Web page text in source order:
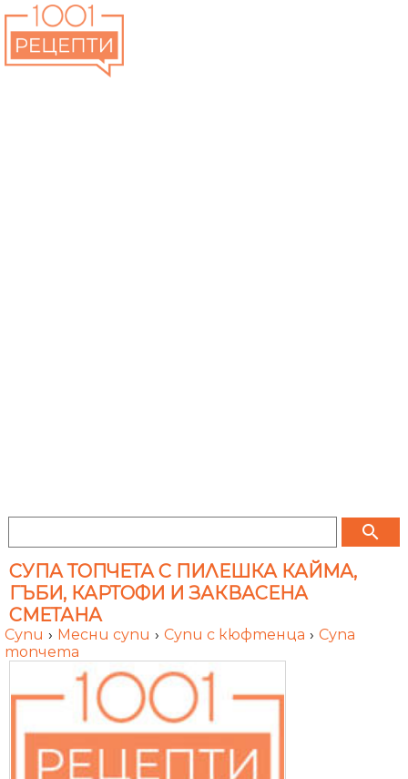
search
СУПА ТОПЧЕТА С ПИЛЕШКА КАЙМА,
ГЪБИ, КАРТОФИ И ЗАКВАСЕНА
СМЕТАНА
Супи › Месни супи › Супи с кюфтенца › Супа
топчета